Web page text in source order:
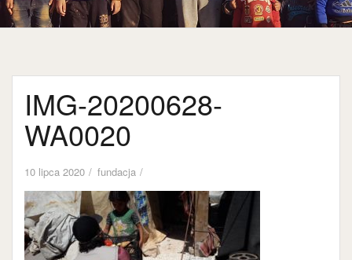
IMG-20200628-
WA0020
10 lipca 2020 fundacja